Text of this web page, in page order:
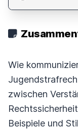
Wie
zwischen
Beispiele und